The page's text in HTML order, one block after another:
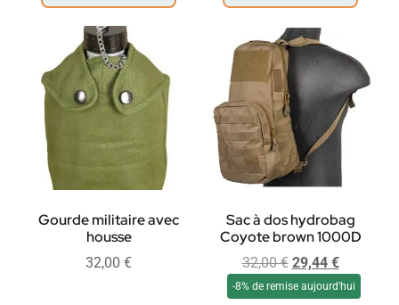
Gourde militaire avec
housse
32,00 €
Sac à dos hydrobag
Coyote brown 1000D
32,00€ 29,44 €
-8% de remise aujourd'hui